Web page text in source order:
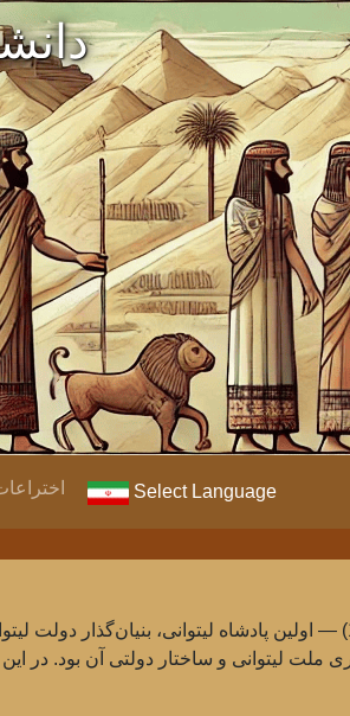
Select Language
میندوگ (حدود 1200–1263) — اولین پادشاه
ملت لیتوانی و ساختار دولتی آن بود. در